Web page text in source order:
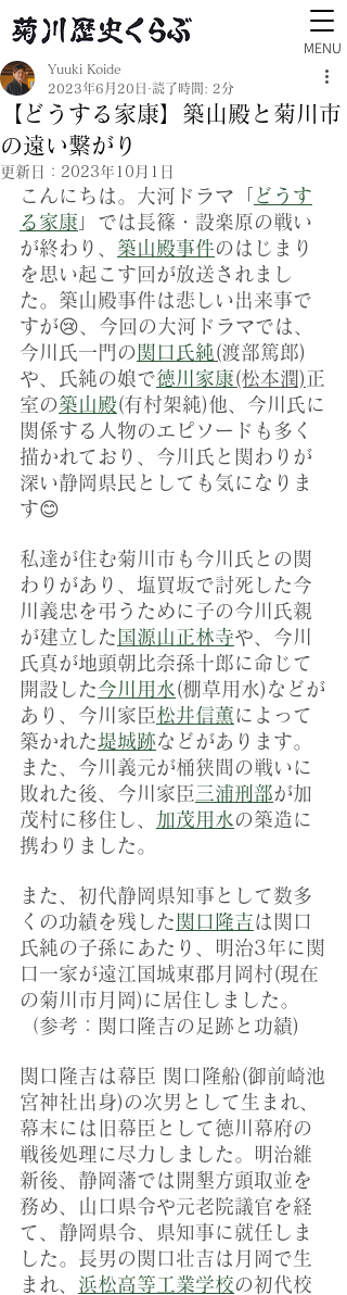
MENU
【どうする家康】築山殿と菊川市
の遠い繋がり
Yuuki Koide
2023年6月20日
読了時間: 2分
更新日： 2023年10月1日
こんにちは。大河ドラマ「
どうす
る家康 」では長篠・設楽原の戦い
が終わり、 築山殿事件のはじまり
を思い起こす回が放送されまし
た。築山殿事件は悲しい出来事で
すが😢、今回の大河ドラマでは、
今川氏一門の 関口氏純(渡部篤郎)
や、氏純の娘で徳川家康(松本潤) 正
室の築山殿(有村架純)他、今川氏に
関係する人物のエピソードも多く
描かれており、今川氏と関わりが
深い静岡県民としても気になりま
す😊
私達が住む菊川市も今川氏との関
わりがあり、塩買坂で討死した今
川義忠を弔うために子の今川氏親
が建立した 国源山正林寺や、今川
氏真が地頭朝比奈孫十郎に命じて
開設した今川用水 (棚草用水)などが
あり、今川家臣松井信薫によって
築かれた堤城跡などがあります。
また、今川義元が桶狭間の戦いに
敗れた後、今川家臣 三浦刑部が加
茂村に移住し、 加茂用水 の築造に
携わりました。
また、初代静岡県知事として数多
くの功績を残した 関口隆吉は関口
氏純の子孫にあたり、明治3年に関
口一家が遠江国城東郡月岡村(現在
の菊川市月岡)に居住しました。
（参考：関口隆吉の足跡と功績)
関口隆吉は幕臣 関口隆船(御前崎池
宮神社出身)の次男として生まれ、
幕末には旧幕臣として徳川幕府の
戦後処理に尽力しました。明治維
新後、静岡藩では開墾方頭取並を
務め、山口県令や元老院議官を経
て、静岡県令、県知事に就任しま
した。長男の関口壮吉は月岡で生
まれ、 浜松高等工業学校の初代校